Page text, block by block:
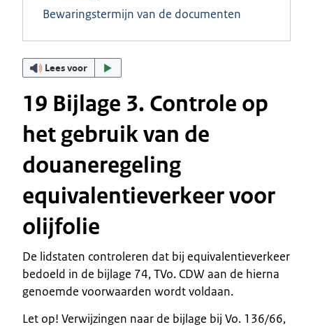
Bewaringstermijn van de documenten
Lees voor
19 Bijlage 3. Controle op
het gebruik van de
douaneregeling
equivalentieverkeer voor
olijfolie
De lidstaten controleren dat bij equivalentieverkeer
bedoeld in de bijlage 74, TVo. CDW aan de hierna
genoemde voorwaarden wordt voldaan.
Let op! Verwijzingen naar de bijlage bij Vo. 136/66,